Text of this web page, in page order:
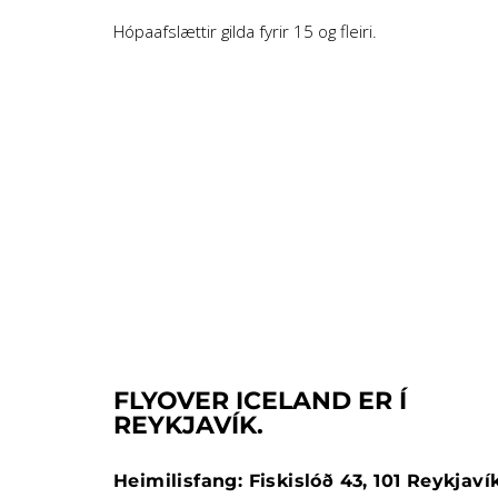
Hópaafslættir gilda fyrir 15 og fleiri.
FLYOVER ICELAND ER Í
REYKJAVÍK.
Heimilisfang: Fiskislóð 43, 101